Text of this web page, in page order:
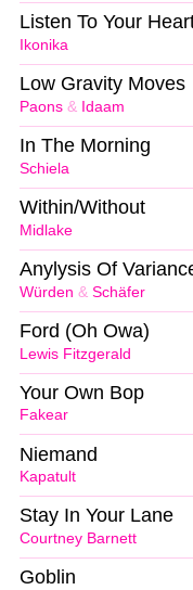
Ikonika
Listen To Your
Paons & Idaam
Low Gravity Moves
Schiela
In The Morning
Midlake
Within/Without
Würden & Schäfer
Anylysis Of
Lewis Fitzgerald
Ford (Oh Owa)
Fakear
Your Own Bop
Kapatult
Niemand
Courtney Barnett
Stay In Your Lane
Goblin